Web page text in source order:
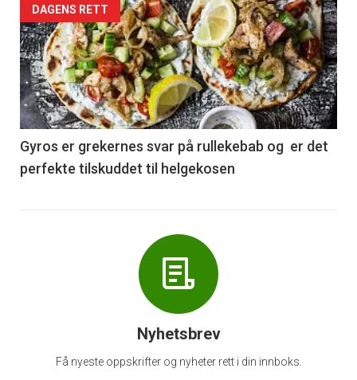
Forsiden
akkurat
nå
-
6
DAGENS RETT
Gyros er grekernes svar på rullekebab og er det
perfekte tilskuddet til helgekosen
Nyhetsbrev
Få nyeste oppskrifter og nyheter rett i din innboks.